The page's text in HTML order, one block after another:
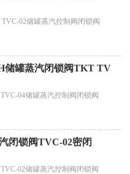
02储罐蒸汽控制阀闭锁阀
储罐蒸汽闭锁阀TKT TV
04储罐蒸汽控制阀闭锁阀
闭锁阀TVC-02密闭
02储罐蒸汽控制阀闭锁阀